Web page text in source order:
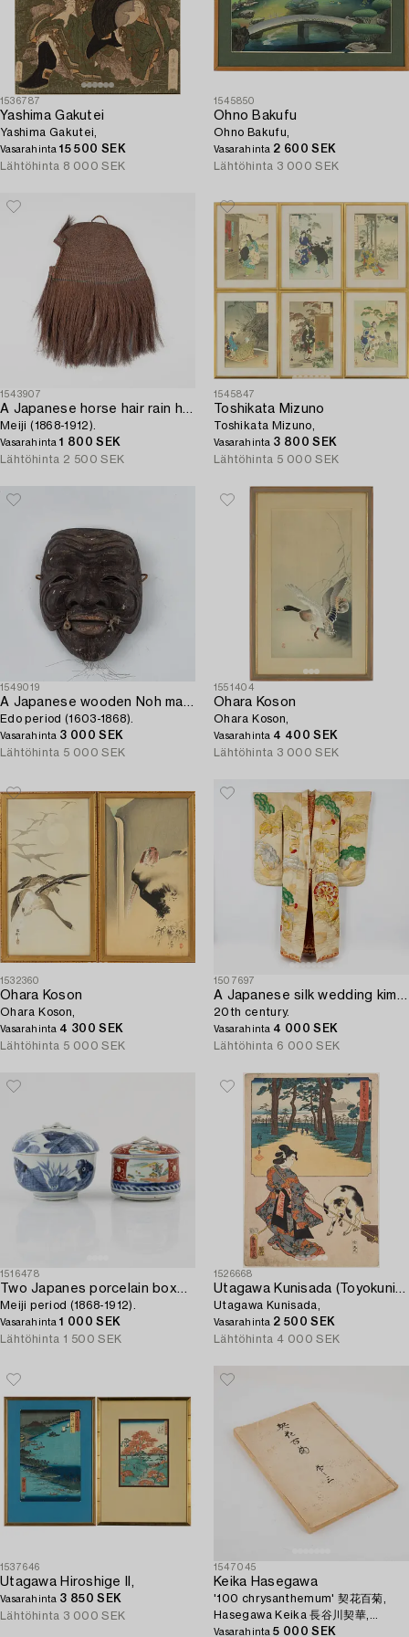
1536787
Yashima Gakutei
Yashima Gakutei,
Vasarahinta15 500 SEK
Lähtöhinta 8 000 SEK
1545850
Ohno Bakufu
Ohno Bakufu,
Vasarahinta 2 600 SEK
Lähtöhinta 3 000 SEK
1543907
Meiji (1868-1912).
Vasarahinta1 800 SEK
Lähtöhinta 2 500 SEK
1545847
Toshikata Mizuno
Toshikata Mizuno,
Vasarahinta 3 800 SEK
Lähtöhinta 5 000 SEK
1549019
Edo period (1603-1868).
Vasarahinta 3 000 SEK
Lähtöhinta 5 000 SEK
1551404
Ohara Koson
Ohara Koson,
Vasarahinta 4 400 SEK
Lähtöhinta 3 000 SEK
1532360
Ohara Koson
Ohara Koson,
Vasarahinta 4 300 SEK
Lähtöhinta 5 000 SEK
1507697
20th century.
Vasarahinta 4 000 SEK
Lähtöhinta 6 000 SEK
1516478
Meiji period (1868-1912).
Vasarahinta1 000 SEK
Lähtöhinta 1 500 SEK
1526668
Utagawa Kunisada,
Vasarahinta 2 500 SEK
Lähtöhinta 4 000 SEK
1537646
Utagawa Hiroshige II,
Vasarahinta 3 850 SEK
Lähtöhinta 3 000 SEK
1547045
Keika Hasegawa
'100 chrysanthemum' 契花百菊,
Hasegawa Keika 長谷川契華,
volume III, Japan 1893.
Vasarahinta5 000 SEK